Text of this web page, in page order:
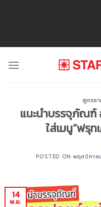
สูตรอ
แนะนำบรรจุภัณ
ใส่เมนู”ฟรุ
POSTED ON พฤศจิกาย
14
พ.ย.